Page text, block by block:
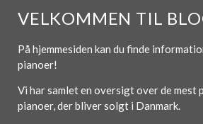
VELKOMMEN TIL
På hjemmesiden kan du finde
pianoer!
Vi har samlet en oversigt over de
pianoer, der bliver solgt i Danmark.